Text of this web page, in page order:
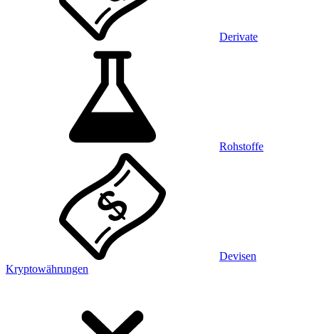
Derivate
Rohstoffe
Devisen
Kryptowährungen